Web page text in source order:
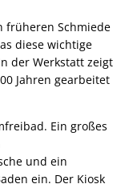
früheren Schmiede
diese wichtige
der Werkstatt zeigt
Jahren gearbeitet
Ein großes
und ein
ein. Der Kiosk